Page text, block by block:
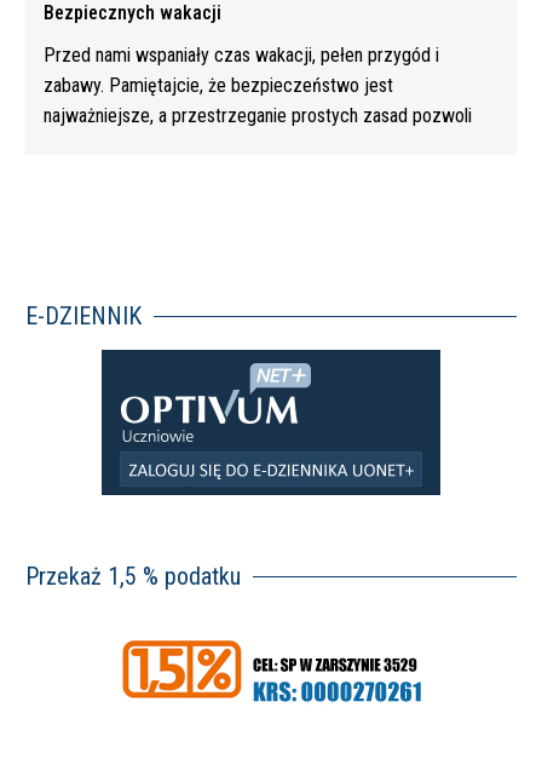
Bezpiecznych wakacji
Przed nami wspaniały czas wakacji, pełen przygód i
zabawy. Pamiętajcie, że bezpieczeństwo jest
najważniejsze, a przestrzeganie prostych zasad pozwoli
E-DZIENNIK
Przekaż 1,5 % podatku